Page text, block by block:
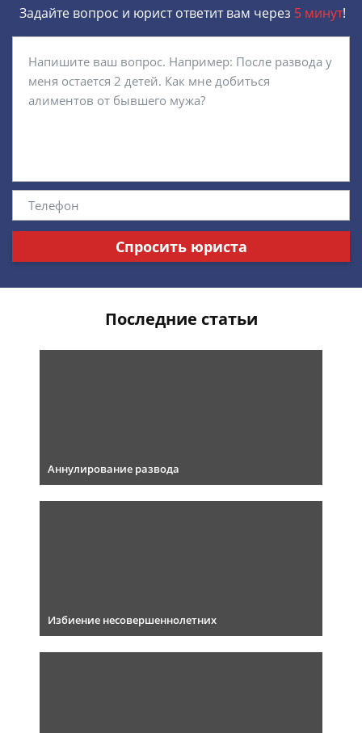
Задайте вопрос и юрист ответит вам через 5 минут!
Спросить юриста
Последние статьи
Аннулирование развода
Избиение несовершеннолетних